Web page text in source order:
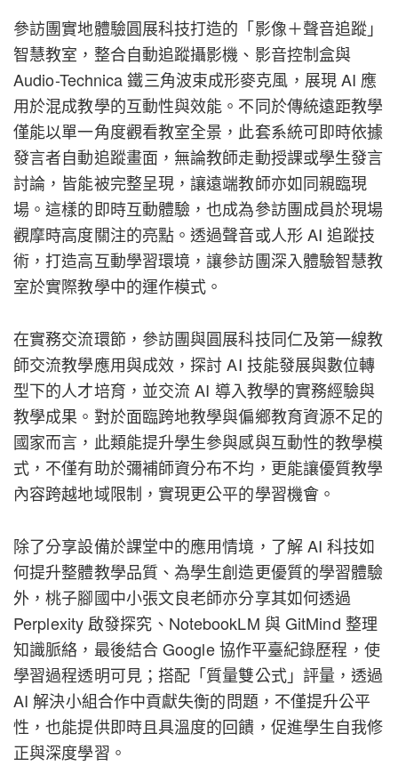
參訪團實地體驗圓展科技打造的「影像＋聲音追蹤」
智慧教室，整合自動追蹤攝影機、影音控制盒與
Audio-Technica 鐵三角波束成形麥克風，展現 AI 應
用於混成教學的互動性與效能。不同於傳統遠距教學
僅能以單一角度觀看教室全景，此套系統可即時依據
發言者自動追蹤畫面，無論教師走動授課或學生發言
討論，皆能被完整呈現，讓遠端教師亦如同親臨現
場。這樣的即時互動體驗，也成為參訪團成員於現場
觀摩時高度關注的亮點。透過聲音或人形 AI 追蹤技
術，打造高互動學習環境，讓參訪團深入體驗智慧教
室於實際教學中的運作模式。
在實務交流環節，參訪團與圓展科技同仁及第一線教
師交流教學應用與成效，探討 AI 技能發展與數位轉
型下的人才培育，並交流 AI 導入教學的實務經驗與
教學成果。對於面臨跨地教學與偏鄉教育資源不足的
國家而言，此類能提升學生參與感與互動性的教學模
式，不僅有助於彌補師資分布不均，更能讓優質教學
內容跨越地域限制，實現更公平的學習機會。
除了分享設備於課堂中的應用情境，了解 AI 科技如
何提升整體教學品質、為學生創造更優質的學習體驗
外，桃子腳國中小張文良老師亦分享其如何透過
Perplexity 啟發探究、NotebookLM 與 GitMind 整理
知識脈絡，最後結合 Google 協作平臺紀錄歷程，使
學習過程透明可見；搭配「質量雙公式」評量，透過
AI 解決小組合作中貢獻失衡的問題，不僅提升公平
性，也能提供即時且具溫度的回饋，促進學生自我修
正與深度學習。